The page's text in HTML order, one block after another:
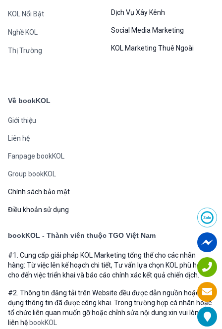
KOL Nổi Bật
Nghề KOL
Thị Trường
Dịch Vụ Xây Kênh
Social Media Marketing
KOL Marketing Thuê Ngoài
Về bookKOL
Giới thiệu
Liên hệ
Fanpage bookKOL
Group bookKOL
Chính sách bảo mật
Điều khoản sử dụng
bookKOL - Thành viên thuộc TGO Việt Nam
#1. Cung cấp giải pháp KOL Marketing tổng thể cho các nhãn
hàng: Từ việc lên kế hoạch chi tiết, Tư vấn lựa chọn KOL phù hợp
cho đến việc triển khai và báo cáo chính xác kết quả chiến dịch.
#2. Thông tin đăng tải trên Website đều được dẫn nguồn hoặc sử
dụng thông tin đã được công khai. Trong trường hợp cá nhân hoặc
tổ chức liên quan muốn gỡ hoặc chỉnh sửa nội dung xin vui lòng
liên hệbookKOL